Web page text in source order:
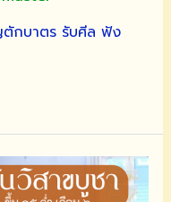
กบาตร รับศีล ฟัง